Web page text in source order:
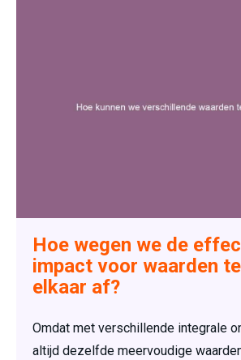
Hoe wegen we de
impact voor waarden
elkaar af?
Omdat met verschillende integrale
altijd dezelfde meervoudige